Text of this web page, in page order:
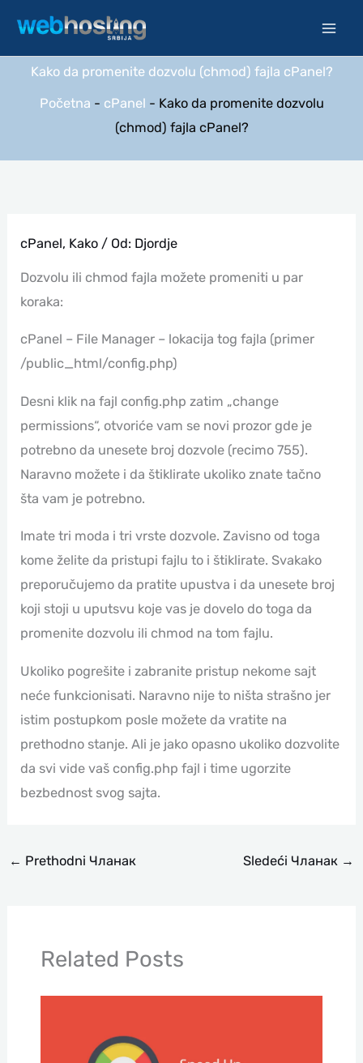
sadržaj
Kako da promenite dozvolu (chmod) fajla cPanel?
Početna - cPanel - Kako da promenite dozvolu
(chmod) fajla cPanel?
cPanel, Kako / Od: Djordje
Dozvolu ili chmod fajla možete promeniti u par
koraka:
cPanel – File Manager – lokacija tog fajla (primer
/public_html/config.php)
Desni klik na fajl config.php zatim „change
permissions“, otvoriće vam se novi prozor gde je
potrebno da unesete broj dozvole (recimo 755).
Naravno možete i da štiklirate ukoliko znate tačno
šta vam je potrebno.
Imate tri moda i tri vrste dozvole. Zavisno od toga
kome želite da pristupi fajlu to i štiklirate. Svakako
preporučujemo da pratite upustva i da unesete broj
koji stoji u uputsvu koje vas je dovelo do toga da
promenite dozvolu ili chmod na tom fajlu.
Ukoliko pogrešite i zabranite pristup nekome sajt
neće funkcionisati. Naravno nije to ništa strašno jer
istim postupkom posle možete da vratite na
prethodno stanje. Ali je jako opasno ukoliko dozvolite
da svi vide vaš config.php fajl i time ugorzite
bezbednost svog sajta.
← Prethodni Чланак Sledeći Чланак →
Related Posts